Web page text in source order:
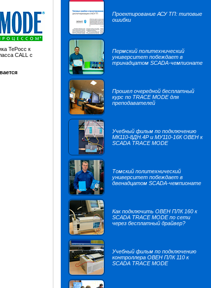
ТеРосс к
CALL с
Проектирование АСУ ТП: типовые
ошибки
Пермский политехнический
университет побеждает в
тринадцатом SCADA-чемпионате
Прошел очередной бесплатный
курс по TRACE MODE для
преподавателей
Учебный фильм по подключению
МК110-8ДН.4Р и МУ110-16К ОВЕН к
SCADA TRACE MODE
Томский политехнический
университет побеждает в
двенадцатом SCADA-чемпионате
Как подключить ОВЕН ПЛК 160 к
SCADA TRACE MODE по сети
через бесплатный драйвер?
Учебный фильм по подключению
контроллера ОВЕН ПЛК 110 к
SCADA TRACE MODE